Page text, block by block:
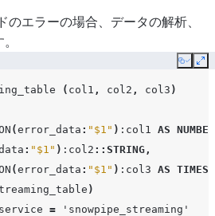
エラーの場合、データの解析、
Copy
( col1 , col2 , col3 )
(error_data : "$1" ) :col1 AS NUMBER
: "$1" ) :col2 ::STRING ,
(error_data : "$1" ) :col3 AS
)
=
'snowpipe_streaming'